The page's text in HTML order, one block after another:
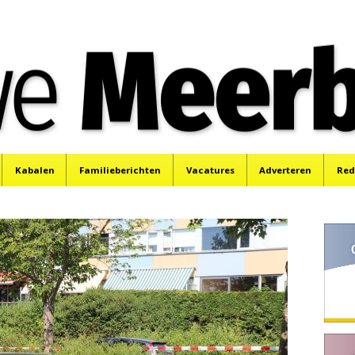
Kabalen Familieberichten Vacatures Adverteren